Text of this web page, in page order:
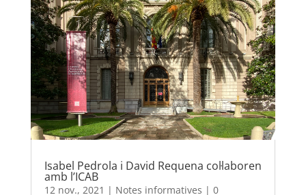
Isabel Pedrola i David Requena col·laboren
amb l’ICAB
12 nov., 2021 | Notes informatives | 0